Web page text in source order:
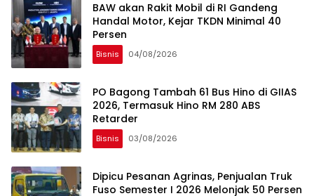
BAW akan Rakit Mobil di RI Gandeng
Handal Motor, Kejar TKDN Minimal 40
Persen
Bisnis 04/08/2026
PO Bagong Tambah 61 Bus Hino di GIIAS
2026, Termasuk Hino RM 280 ABS
Retarder
Bisnis 03/08/2026
Dipicu Pesanan Agrinas, Penjualan Truk
Fuso Semester I 2026 Melonjak 50 Persen